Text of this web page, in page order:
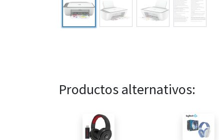
Productos alternativos: